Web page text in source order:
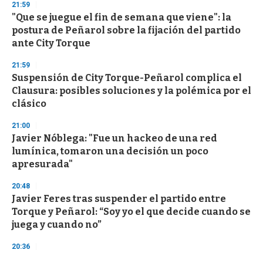
d
s
o
f
3
s
e
c
o
n
21:59
"Que se juegue el fin de semana que viene": la
postura de Peñarol sobre la fijación del partido
ante City Torque
21:59
Suspensión de City Torque-Peñarol complica el
Clausura: posibles soluciones y la polémica por el
clásico
21:00
Javier Nóblega: "Fue un hackeo de una red
lumínica, tomaron una decisión un poco
apresurada"
20:48
Javier Feres tras suspender el partido entre
Torque y Peñarol: “Soy yo el que decide cuando se
juega y cuando no”
20:36